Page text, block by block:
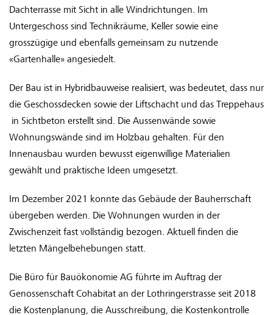
Dachterrasse mit Sicht in alle Windrichtungen. Im
Untergeschoss sind Technikräume, Keller sowie eine
grosszügige und ebenfalls gemeinsam zu nutzende
«Gartenhalle» angesiedelt.
Der Bau ist in Hybridbauweise realisiert, was bedeutet, dass nur
die Geschossdecken sowie der Liftschacht und das Treppehaus
in Sichtbeton erstellt sind. Die Aussenwände sowie
Wohnungswände sind im Holzbau gehalten. Für den
Innenausbau wurden bewusst eigenwillige Materialien
gewählt und praktische Ideen umgesetzt.
Im Dezember 2021 konnte das Gebäude der Bauherrschaft
übergeben werden. Die Wohnungen wurden in der
Zwischenzeit fast vollständig bezogen. Aktuell finden die
letzten Mängelbehebungen statt.
Die Büro für Bauökonomie AG führte im Auftrag der
Genossenschaft Cohabitat an der Lothringerstrasse seit 2018
die Kostenplanung, die Ausschreibung, die Kostenkontrolle